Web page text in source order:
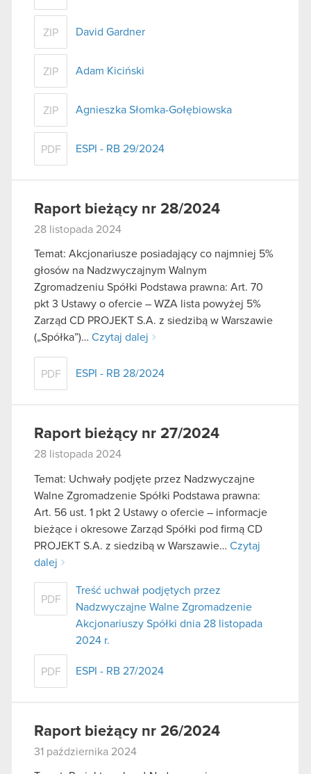
ZIP David Gardner
ZIP Adam Kiciński
ZIP Agnieszka Słomka-Gołębiowska
PDF ESPI - RB 29/2024
Raport bieżący nr 28/2024
28 listopada 2024
Temat: Akcjonariusze posiadający co najmniej 5%
głosów na Nadzwyczajnym Walnym
Zgromadzeniu Spółki Podstawa prawna: Art. 70
pkt 3 Ustawy o ofercie – WZA lista powyżej 5%
Zarząd CD PROJEKT S.A. z siedzibą w Warszawie
(„Spółka”)… Czytaj dalej
PDF ESPI - RB 28/2024
Raport bieżący nr 27/2024
28 listopada 2024
Temat: Uchwały podjęte przez Nadzwyczajne
Walne Zgromadzenie Spółki Podstawa prawna:
Art. 56 ust. 1 pkt 2 Ustawy o ofercie – informacje
bieżące i okresowe Zarząd Spółki pod firmą CD
PROJEKT S.A. z siedzibą w Warszawie… Czytaj
dalej
PDF
Treść uchwał podjętych przez
Nadzwyczajne Walne Zgromadzenie
Akcjonariuszy Spółki dnia 28 listopada
2024 r.
PDF ESPI - RB 27/2024
Raport bieżący nr 26/2024
31 października 2024